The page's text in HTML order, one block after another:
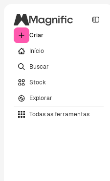
Criar
Início
Buscar
Stock
Explorar
Todas as ferramentas